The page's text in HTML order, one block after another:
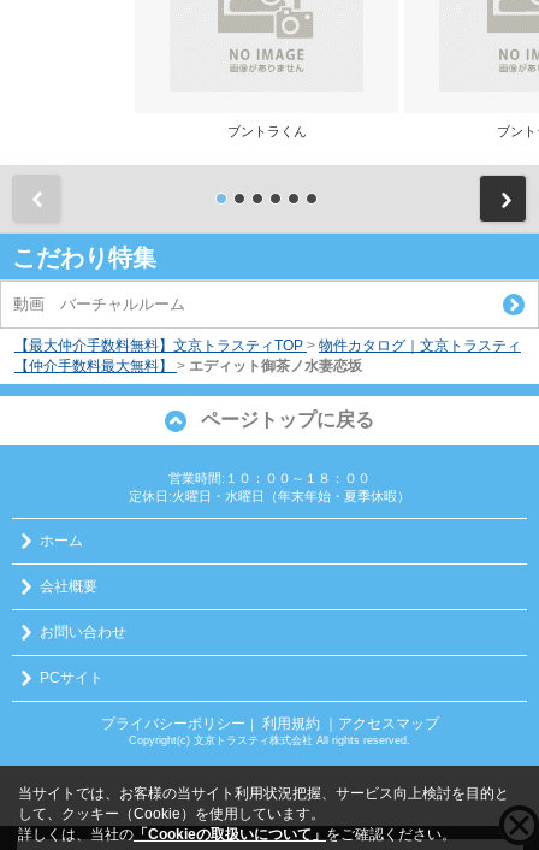
ブントラくん ブン
こだわり特集
動画 バーチャルルーム
【最大仲介手数料無料】文京トラスティTOP > 物件カタログ｜文京トラスティ
【仲介手数料最大無料】
> エディット御茶ノ水妻恋坂
ページトップに戻る
営業時間:１０：００～１８：００
定休日:火曜日・水曜日（年末年始・夏季休暇）
ホーム
会社概要
お問い合わせ
PCサイト
プライバシーポリシー ｜ 利用規約 ｜アクセスマップ
Copyright(c) 文京トラスティ株式会社 All rights reserved.
当サイトでは、お客様の当サイト利用状況把握、サービス向上検討を目的と
して、クッキー（Cookie）を使用しています。
詳しくは、当社の 「Cookieの取扱いについて」 をご確認ください。